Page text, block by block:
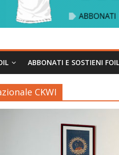
ABBONATI E SOSTIENI
CKWI